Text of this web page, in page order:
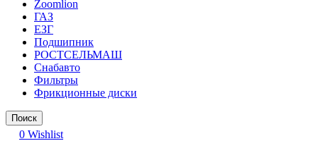
Zoomlion
ГАЗ
ЕЗГ
Подшипник
РОСТСЕЛЬМАШ
Снабавто
Фильтры
Фрикционные диски
Поиск
0 Wishlist